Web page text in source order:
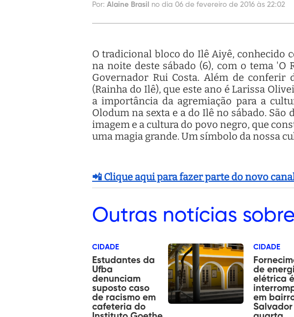
Por: Alaine Brasil no dia 06 de fevereiro de 2016 às 22:02
O tradicional bloco do Ilê Aiyê, conhecido
na noite deste sábado (6), com o tema 'O
Governador Rui Costa. Além de conferir
(Rainha do Ilê), que este ano é Larissa
a importância da agremiação para a
Olodum na sexta e a do Ilê no sábado.
imagem e a cultura do povo negro, que
uma magia grande. Um símbolo da nossa
📲 Clique aqui para fazer parte do novo
Outras notícias sobre
CIDADE
Estudantes da
Ufba
denunciam
suposto caso
de racismo em
cafeteria do
CIDADE
de
elétrica é
em